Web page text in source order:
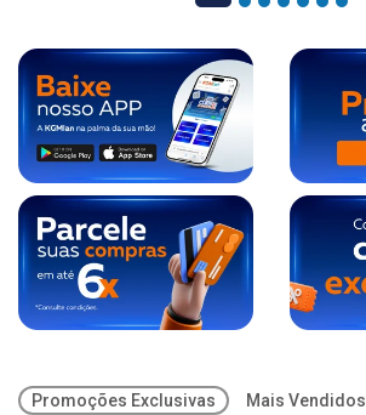
Promoções Exclusivas Mais Vendidos